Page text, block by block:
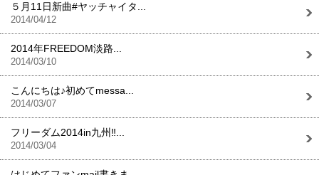
５月11日新曲#ヤッチャイタ...
2014/04/12
2014年FREEDOM淡路...
2014/03/10
こんにちは♪初めてmessa...
2014/03/07
フリーダム2014in九州‼...
2014/03/04